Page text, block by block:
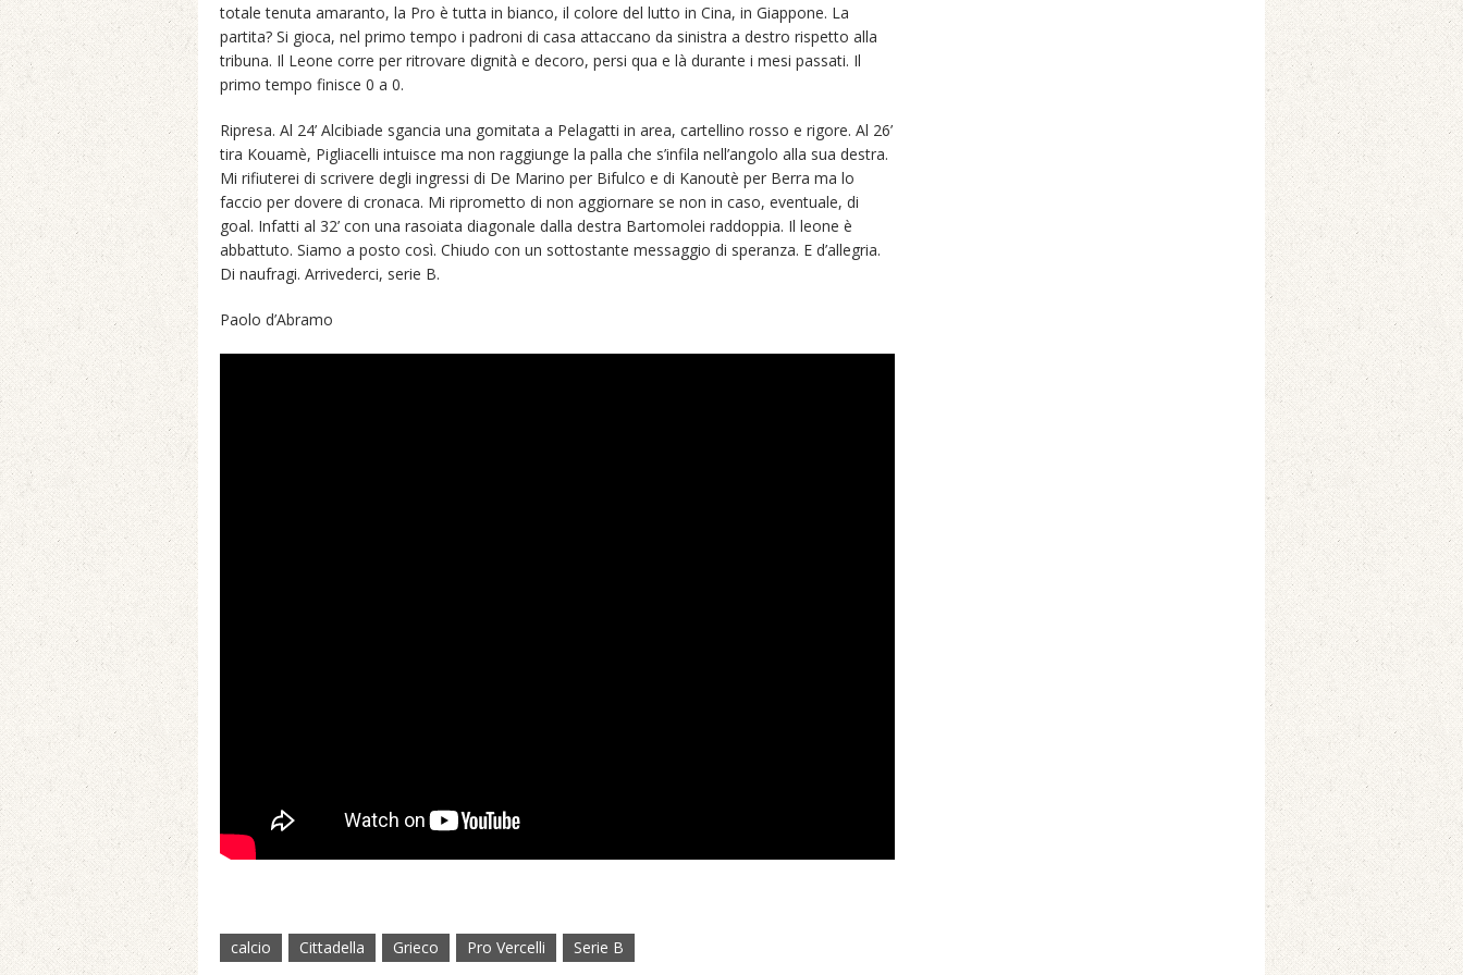
totale tenuta amaranto, la Pro è tutta in bianco, il colore del lutto in Cina, in Giappone. La
partita? Si gioca, nel primo tempo i padroni di casa attaccano da sinistra a destro rispetto alla
tribuna. Il Leone corre per ritrovare dignità e decoro, persi qua e là durante i mesi passati. Il
primo tempo finisce 0 a 0.
Ripresa. Al 24’ Alcibiade sgancia una gomitata a Pelagatti in area, cartellino rosso e rigore. Al 26’
tira Kouamè, Pigliacelli intuisce ma non raggiunge la palla che s’infila nell’angolo alla sua destra.
Mi rifiuterei di scrivere degli ingressi di De Marino per Bifulco e di Kanoutè per Berra ma lo
faccio per dovere di cronaca. Mi riprometto di non aggiornare se non in caso, eventuale, di
goal. Infatti al 32’ con una rasoiata diagonale dalla destra Bartomolei raddoppia. Il leone è
abbattuto. Siamo a posto così. Chiudo con un sottostante messaggio di speranza. E d’allegria.
Di naufragi. Arrivederci, serie B.
Paolo d’Abramo
calcio Cittadella Grieco Pro Vercelli Serie B